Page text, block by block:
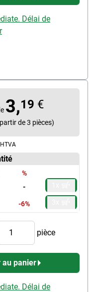
Délai de
3,19 €
de 3 pièces)
HTVA
%
-
-6%
pièce
au panier
Délai de